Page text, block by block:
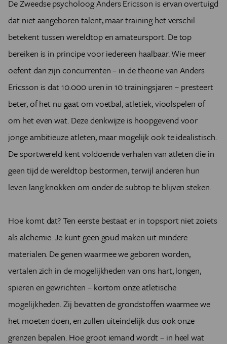
De Zweedse psycholoog Anders Ericsson is ervan overtuigd
dat niet aangeboren talent, maar training het verschil
betekent tussen wereldtop en amateursport. De top
bereiken is in principe voor iedereen haalbaar. Wie meer
oefent dan zijn concurrenten – in de theorie van Anders
Ericsson is dat 10.000 uren in 10 trainingsjaren – presteert
beter, of het nu gaat om voetbal, atletiek, vioolspelen of
om het even wat. Deze denkwijze is hoopgevend voor
jonge ambitieuze atleten, maar mogelijk ook te idealistisch.
De sportwereld kent voldoende verhalen van atleten die in
geen tijd de wereldtop bestormen, terwijl anderen hun
leven lang knokken om onder de subtop te blijven steken.
Hoe komt dat? Ten eerste bestaat er in topsport niet zoiets
als alchemie. Je kunt geen goud maken uit mindere
materialen. De genen waarmee we geboren worden,
vertalen zich in de mogelijkheden van ons hart, longen,
spieren en gewrichten – kortom onze atletische
mogelijkheden. Zij bevatten de grondstoffen waarmee we
het moeten doen, en zullen uiteindelijk dus ook onze
grenzen bepalen. Hoe groot iemand wordt – in heel wat